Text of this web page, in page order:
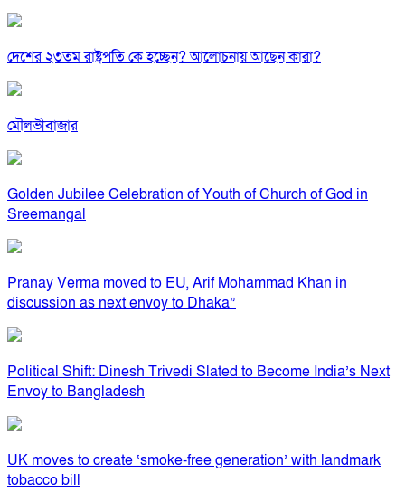
দেশের ২৩তম রাষ্ট্রপতি কে হচ্ছেন? আলোচনায় আছেন কারা?
মৌলভীবাজার
Golden Jubilee Celebration of Youth of Church of God in
Sreemangal
Pranay Verma moved to EU, Arif Mohammad Khan in
discussion as next envoy to Dhaka”
Political Shift: Dinesh Trivedi Slated to Become India’s Next
Envoy to Bangladesh
UK moves to create ‘smoke-free generation’ with landmark
tobacco bill